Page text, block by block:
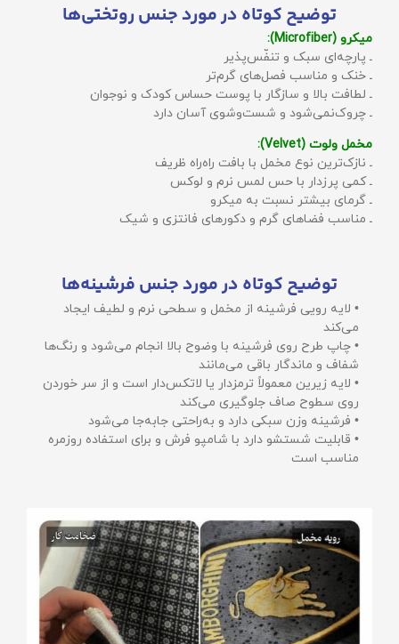
توضیح کوتاه در مورد جنس روتختی‌ها
میکرو (Microfiber):
ـ پارچه‌ای سبک و تنفّس‌پذیر
ـ خنک و مناسب فصل‌های گرم‌تر
ـ لطافت بالا و سازگار با پوست حساس کودک و نوجوان
ـ چروک‌نمی‌شود و شست‌وشوی آسان دارد
مخمل ولوت (Velvet):
ـ نازک‌ترین نوع مخمل با بافت راه‌راه ظریف
ـ کمی پرزدار با حس لمس نرم و لوکس
ـ گرمای بیشتر نسبت به میکرو
ـ مناسب فضاهای گرم و دکورهای فانتزی و شیک
توضیح کوتاه در مورد جنس فرشینه‌ها
• لایه رویی فرشینه از مخمل و سطحی نرم و لطیف ایجاد
می‌کند
• چاپ طرح روی فرشینه با وضوح بالا انجام می‌شود و رنگ‌ها
شفاف و ماندگار باقی می‌مانند
• لایه زیرین معمولاً ترمزدار یا لاتکس‌دار است و از سر خوردن
روی سطوح صاف جلوگیری می‌کند
• فرشینه وزن سبکی دارد و به‌راحتی جابه‌جا می‌شود
• قابلیت شستشو دارد با شامپو فرش و برای استفاده روزمره
مناسب است